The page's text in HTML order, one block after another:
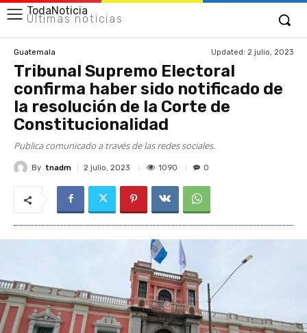
TodaNoticia
Últimas noticias
Guatemala Updated: 2 julio, 2023
Tribunal Supremo Electoral
confirma haber sido notificado de
la resolución de la Corte de
Constitucionalidad
Publica comunicado a través de las redes sociales.
By tnadm 2 julio, 2023 1090 0